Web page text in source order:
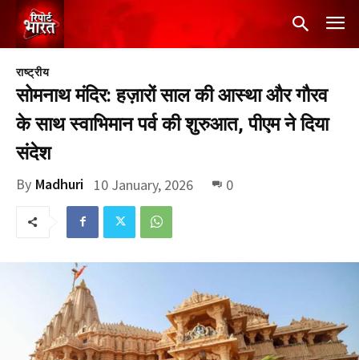
राष्ट्रीय
सोमनाथ मंदिर: हज़ारों साल की आस्था और गौरव
के साथ स्वाभिमान पर्व की शुरुआत, पीएम ने दिया
संदेश
By Madhuri 10 January, 2026 0